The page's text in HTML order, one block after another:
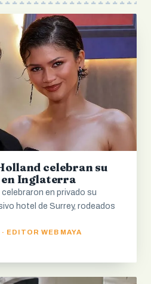
celebran su
en Inglaterra
en privado su
hotel de Surrey, rodeados
EDITOR WEB MAYA